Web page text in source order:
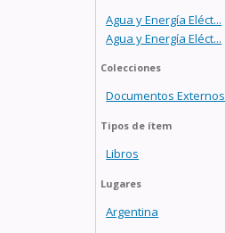
Agua y Energía Eléct...
Agua y Energía Eléct...
Colecciones
Documentos Externos
Tipos de ítem
Libros
Lugares
Argentina